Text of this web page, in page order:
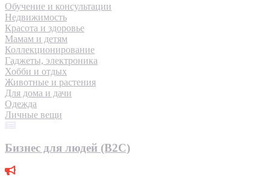
Обучение и консультации
Недвижимость
Красота и здоровье
Мамам и детям
Коллекционирование
Гаджеты, электроника
Хобби и отдых
Животные и растения
Для дома и дачи
Одежда
Личные вещи
Бизнес для людей (B2C)